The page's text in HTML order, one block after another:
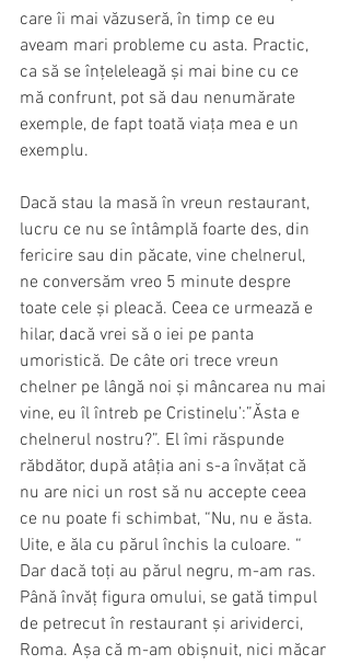
care îi mai văzuseră, în timp ce eu
aveam mari probleme cu asta. Practic,
ca să se înțeleleagă și mai bine cu ce
mă confrunt, pot să dau nenumărate
exemple, de fapt toată viața mea e un
exemplu.
Dacă stau la masă în vreun restaurant,
lucru ce nu se întâmplă foarte des, din
fericire sau din păcate, vine chelnerul,
ne conversăm vreo 5 minute despre
toate cele și pleacă. Ceea ce urmează e
hilar, dacă vrei să o iei pe panta
umoristică. De câte ori trece vreun
chelner pe lângă noi și mâncarea nu mai
vine, eu îl întreb pe Cristinelu’:”Ăsta e
chelnerul nostru?”. El îmi răspunde
răbdător, după atâția ani s-a învățat că
nu are nici un rost să nu accepte ceea
ce nu poate fi schimbat, “Nu, nu e ăsta.
Uite, e ăla cu părul închis la culoare. “
Dar dacă toți au părul negru, m-am ras.
Până învăț figura omului, se gată timpul
de petrecut în restaurant și arividerci,
Roma. Așa că m-am obișnuit, nici măcar